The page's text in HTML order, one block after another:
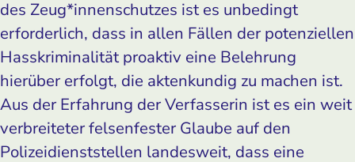
des Zeug*innenschutzes ist es unbedingt
erforderlich, dass in allen Fällen der potenziellen
Hasskriminalität proaktiv eine Belehrung
hierüber erfolgt, die aktenkundig zu machen ist.
Aus der Erfahrung der Verfasserin ist es ein weit
verbreiteter felsenfester Glaube auf den
Polizeidienststellen landesweit, dass eine